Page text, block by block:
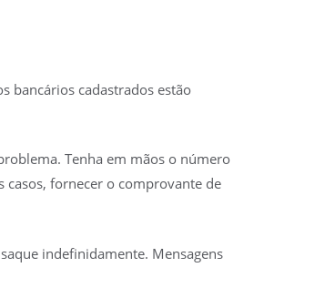
bancários cadastrados estão
Tenha em mãos o número
casos, fornecer o comprovante de
indefinidamente. Mensagens